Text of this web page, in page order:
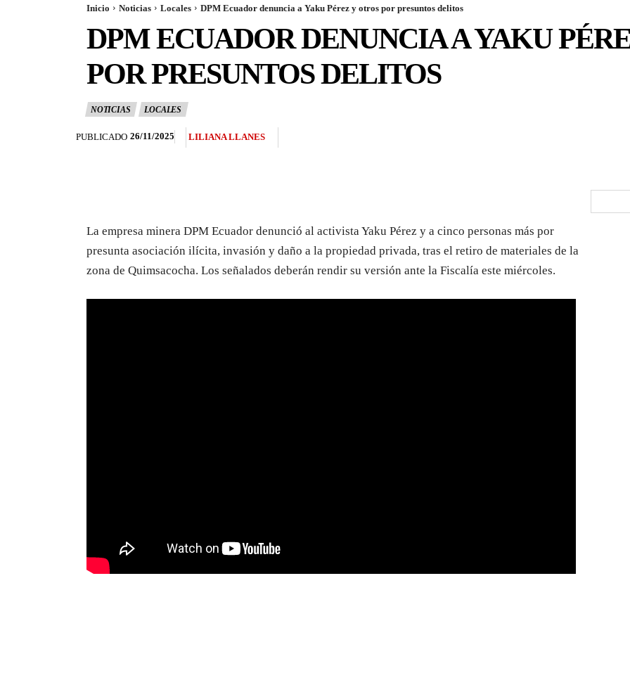
Inicio Noticias Locales DPM Ecuador denuncia a Yaku Pérez y otros por presuntos delitos
DPM ECUADOR DENUNCIA A YAKU
POR PRESUNTOS DELITOS
NOTICIAS LOCALES
PUBLICADO 26/11/2025 LILIANA LLANES
La empresa minera DPM Ecuador denunció al activista Yaku Pérez y a cinco personas más por
presunta asociación ilícita, invasión y daño a la propiedad privada, tras el retiro de materiales de la
zona de Quimsacocha. Los señalados deberán rendir su versión ante la Fiscalía este miércoles.